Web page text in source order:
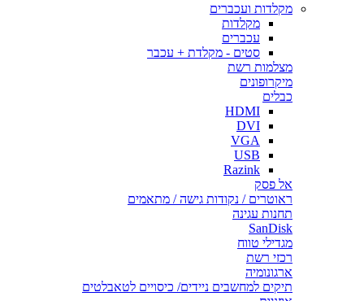
מקלדות ועכברים
מקלדות
עכברים
סטים - מקלדת + עכבר
מצלמות רשת
מיקרופונים
כבלים
HDMI
DVI
VGA
USB
Razink
אל פסק
ראוטרים / נקודות גישה / מתאמים
תחנות עגינה
SanDisk
מגדילי טווח
רכזי רשת
ארגונומיה
תיקים למחשבים ניידים/ כיסויים לטאבלטים